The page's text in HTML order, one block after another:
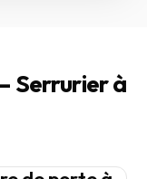
Serrurier à